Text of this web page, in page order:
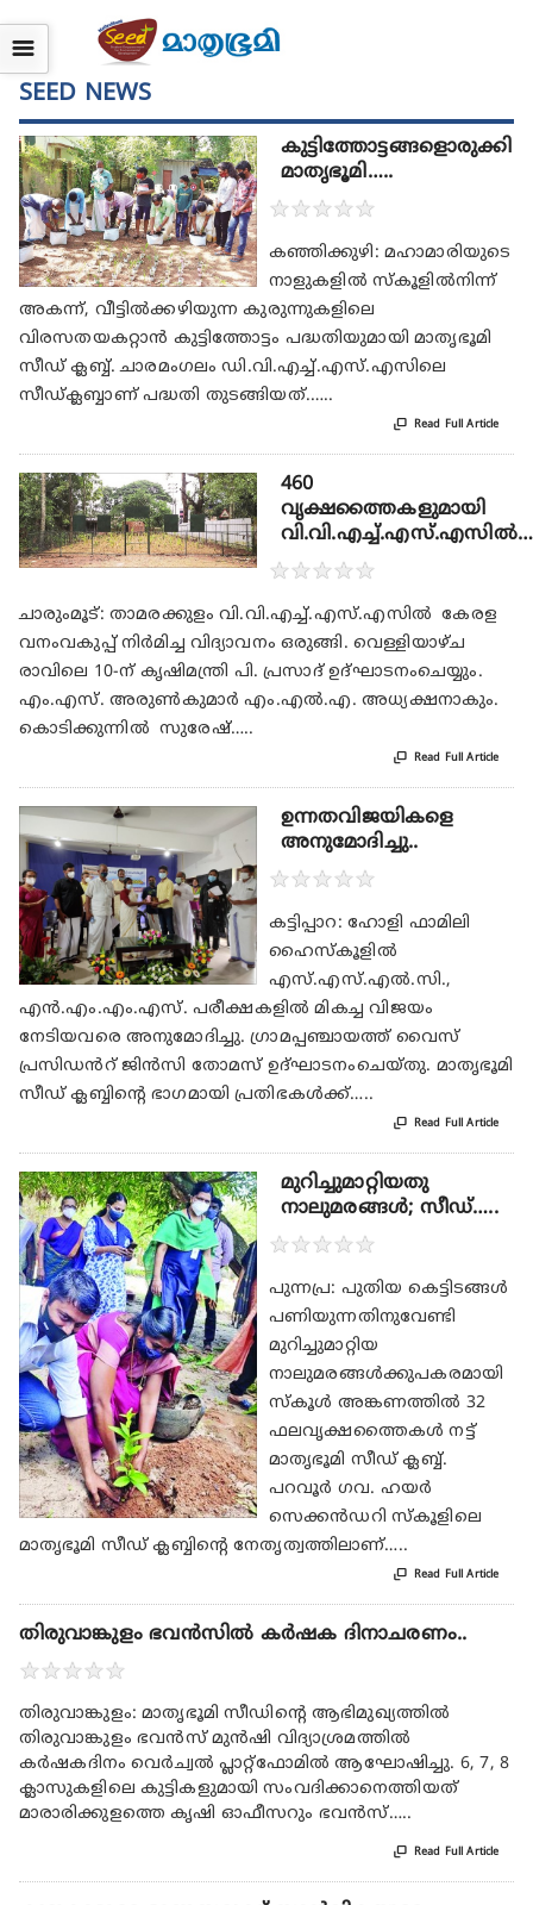
☰
SEED NEWS
കുട്ടിത്തോട്ടങ്ങളൊരുക്കി
മാതൃഭൂമി…..
★★★★★
കഞ്ഞിക്കുഴി: മഹാമാരിയുടെ
നാളുകളിൽ സ്കൂളിൽനിന്ന്
അകന്ന്, വീട്ടിൽക്കഴിയുന്ന കുരുന്നുകളിലെ
വിരസതയകറ്റാൻ കുട്ടിത്തോട്ടം പദ്ധതിയുമായി മാതൃഭൂമി
സീഡ് ക്ലബ്ബ്. ചാരമംഗലം ഡി.വി.എച്ച്.എസ്.എസിലെ
സീഡ്ക്ലബ്ബാണ് പദ്ധതി തുടങ്ങിയത്.…..
 Read Full Article
460
വൃക്ഷത്തൈകളുമായി
★★★★★
ചാരുംമൂട്: താമരക്കുളം വി.വി.എച്ച്.എസ്.എസിൽ കേരള
വനംവകുപ്പ് നിർമിച്ച വിദ്യാവനം ഒരുങ്ങി. വെള്ളിയാഴ്ച
രാവിലെ 10-ന് കൃഷിമന്ത്രി പി. പ്രസാദ് ഉദ്ഘാടനംചെയ്യും.
എം.എസ്. അരുൺകുമാർ എം.എൽ.എ. അധ്യക്ഷനാകും.
കൊടിക്കുന്നിൽ സുരേഷ്…..
 Read Full Article
ഉന്നതവിജയികളെ
അനുമോദിച്ചു..
★★★★★
കട്ടിപ്പാറ: ഹോളി ഫാമിലി
ഹൈസ്കൂളിൽ
എസ്.എസ്.എൽ.സി.,
എൻ.എം.എം.എസ്. പരീക്ഷകളിൽ മികച്ച വിജയം
നേടിയവരെ അനുമോദിച്ചു. ഗ്രാമപ്പഞ്ചായത്ത് വൈസ്
പ്രസിഡൻറ്‌ ജിൻസി തോമസ് ഉദ്ഘാടനംചെയ്തു. മാതൃഭൂമി
സീഡ് ക്ലബ്ബിന്റെ ഭാഗമായി പ്രതിഭകൾക്ക്…..
 Read Full Article
മുറിച്ചുമാറ്റിയതു
നാലുമരങ്ങൾ; സീഡ്…..
★★★★★
പുന്നപ്ര: പുതിയ കെട്ടിടങ്ങൾ
പണിയുന്നതിനുവേണ്ടി
മുറിച്ചുമാറ്റിയ
നാലുമരങ്ങൾക്കുപകരമായി
സ്‌കൂൾ അങ്കണത്തിൽ 32
ഫലവൃക്ഷത്തൈകൾ നട്ട്
മാതൃഭൂമി സീഡ് ക്ലബ്ബ്‌.
പറവൂർ ഗവ. ഹയർ
സെക്കൻഡറി സ്‌കൂളിലെ
മാതൃഭൂമി സീഡ് ക്ലബ്ബിന്റെ നേതൃത്വത്തിലാണ്…..
 Read Full Article
തിരുവാങ്കുളം ഭവൻസിൽ കർഷക ദിനാചരണം..
★★★★★
തിരുവാങ്കുളം: മാതൃഭൂമി സീഡിന്റെ ആഭിമുഖ്യത്തിൽ
തിരുവാങ്കുളം ഭവൻസ് മുൻഷി വിദ്യാശ്രമത്തിൽ
കർഷകദിനം വെർച്വൽ പ്ലാറ്റ്‌ഫോമിൽ ആഘോഷിച്ചു. 6, 7, 8
ക്ലാസുകളിലെ കുട്ടികളുമായി സംവദിക്കാനെത്തിയത്
മാരാരിക്കുളത്തെ കൃഷി ഓഫീസറും ഭവൻസ്…..
 Read Full Article